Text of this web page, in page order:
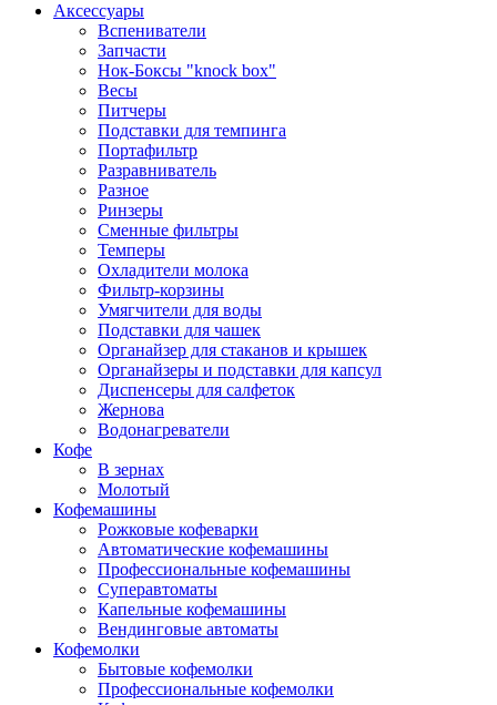
Аксессуары
Вспениватели
Запчасти
Нок-Боксы "knock box"
Весы
Питчеры
Подставки для темпинга
Портафильтр
Разравниватель
Разное
Ринзеры
Сменные фильтры
Темперы
Охладители молока
Фильтр-корзины
Умягчители для воды
Подставки для чашек
Органайзер для стаканов и крышек
Органайзеры и подставки для капсул
Диспенсеры для салфеток
Жернова
Водонагреватели
Кофе
В зернах
Молотый
Кофемашины
Рожковые кофеварки
Автоматические кофемашины
Профессиональные кофемашины
Суперавтоматы
Капельные кофемашины
Вендинговые автоматы
Кофемолки
Бытовые кофемолки
Профессиональные кофемолки